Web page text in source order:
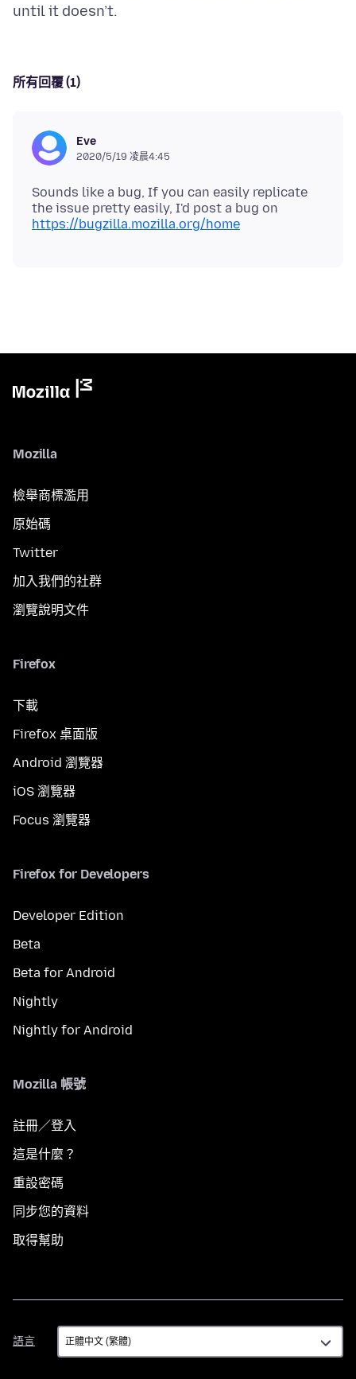
所有回覆 (1)
Eve
2020/5/19 凌晨4:45
Sounds like a bug, If you can easily replicate
the issue pretty easily, I'd post a bug on
https://bugzilla.mozilla.org/home
Mozilla
檢舉商標濫用
原始碼
Twitter
加入我們的社群
瀏覽說明文件
Firefox
下載
Firefox 桌面版
Android 瀏覽器
iOS 瀏覽器
Focus 瀏覽器
Firefox for Developers
Developer Edition
Beta
Beta for Android
Nightly
Nightly for Android
Mozilla 帳號
註冊／登入
這是什麼？
重設密碼
同步您的資料
取得幫助
語言
語
言